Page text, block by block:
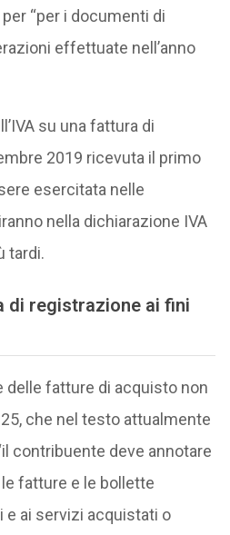
“per i documenti di
effettuate nell’anno
su una fattura di
2019 ricevuta il primo
esercitata nelle
nella dichiarazione IVA
tardi.
di registrazione ai fini
delle fatture di acquisto non
che nel testo attualmente
contribuente deve annotare
fatture e le bollette
e ai servizi acquistati o